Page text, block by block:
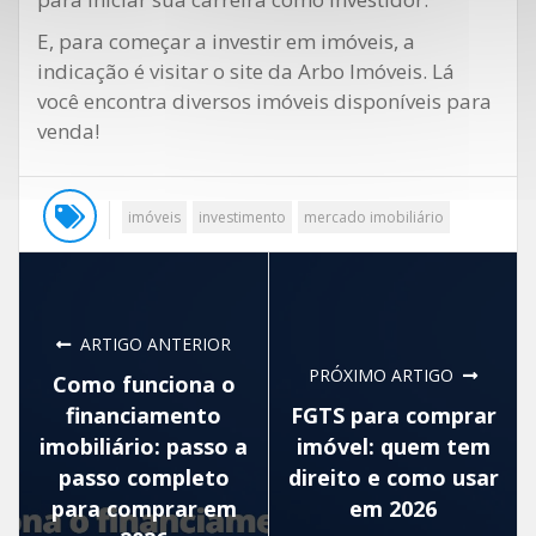
E, para começar a investir em imóveis, a
indicação é visitar o site da Arbo Imóveis. Lá
você encontra diversos imóveis disponíveis para
venda!
imóveis investimento mercado imobiliário
ARTIGO ANTERIOR
Como funciona o
financiamento
imobiliário: passo a
passo completo
para comprar em
PRÓXIMO ARTIGO
FGTS para comprar
imóvel: quem tem
direito e como usar
em 2026